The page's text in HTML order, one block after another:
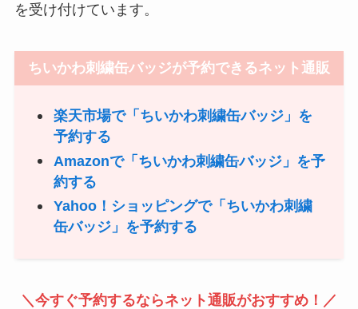
を受け付けています。
ちいかわ刺繍缶バッジが予約できるネット通販
楽天市場で「ちいかわ刺繍缶バッジ」を
予約する
Amazonで「ちいかわ刺繍缶バッジ」を予
約する
Yahoo！ショッピングで「ちいかわ刺繍
缶バッジ」を予約する
＼今すぐ予約するならネット通販がおすすめ！／